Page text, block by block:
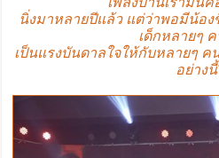
นิ่งมาหลายปีแล้ว แต่ว่าพอมีน้อง
เด็กหลายๆ
เป็นแรงบันดาลใจให้กับหลายๆ
อย่าง